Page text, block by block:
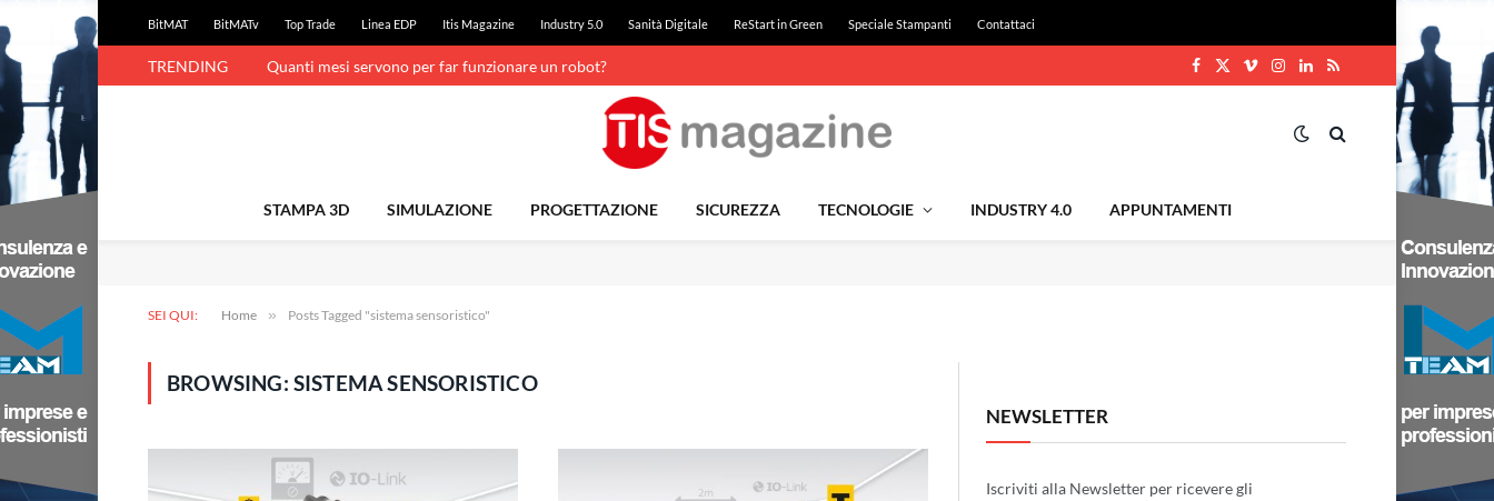
BitMAT BitMATv Top Trade Linea EDP Itis Magazine Industry 5.0 Sanità Digitale ReStart in Green Speciale Stampanti Contattaci
TRENDING Quanti mesi servono per far funzionare un robot?
Facebook
X
VimeoInstagram
LinkedIn
RSS
STAMPA 3D SIMULAZIONE PROGETTAZIONE SICUREZZA TECNOLOGIE INDUSTRY 4.0 APPUNTAMENTI
SEI QUI: Home » Posts Tagged "sistema sensoristico"
BROWSING: SISTEMA SENSORISTICO
NEWSLETTER
Iscriviti alla Newsletter per ricevere gli